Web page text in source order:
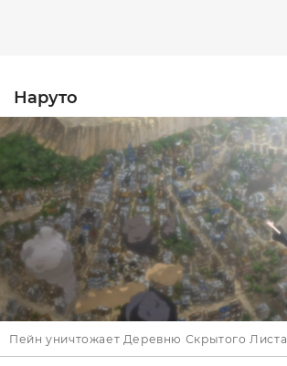
Наруто
Пейн уничтожает Деревню Скрытого Листа